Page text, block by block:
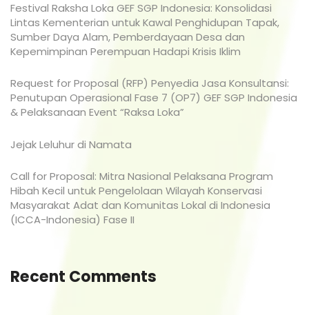
Festival Raksha Loka GEF SGP Indonesia: Konsolidasi
Lintas Kementerian untuk Kawal Penghidupan Tapak,
Sumber Daya Alam, Pemberdayaan Desa dan
Kepemimpinan Perempuan Hadapi Krisis Iklim
Request for Proposal (RFP) Penyedia Jasa Konsultansi:
Penutupan Operasional Fase 7 (OP7) GEF SGP Indonesia
& Pelaksanaan Event “Raksa Loka”
Jejak Leluhur di Namata
Call for Proposal: Mitra Nasional Pelaksana Program
Hibah Kecil untuk Pengelolaan Wilayah Konservasi
Masyarakat Adat dan Komunitas Lokal di Indonesia
(ICCA-Indonesia) Fase II
Recent Comments